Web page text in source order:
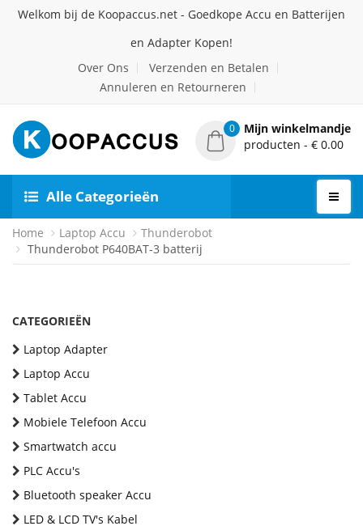
Welkom bij de Koopaccus.net - Goedkope Accu en Batterijen
en Adapter Kopen!
Over Ons
Verzenden en Betalen
Annuleren en Retourneren
0
Mijn winkelmandje
producten - € 0.00
Alle Categorieën
Home Laptop Accu
Thunderobot
Thunderobot P640BAT-3 batterij
CATEGORIEËN
Laptop Adapter
Laptop Accu
Tablet Accu
Mobiele Telefoon Accu
Smartwatch accu
PLC Accu's
Bluetooth speaker Accu
LED & LCD TV's Kabel